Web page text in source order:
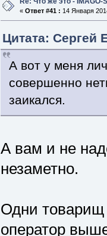
« Ответ #41 : 14 Января
Цитата: Сергей
А вот у меня
совершенно
заикался.
А вам и не
незаметно.
Одни товарищ
оператор